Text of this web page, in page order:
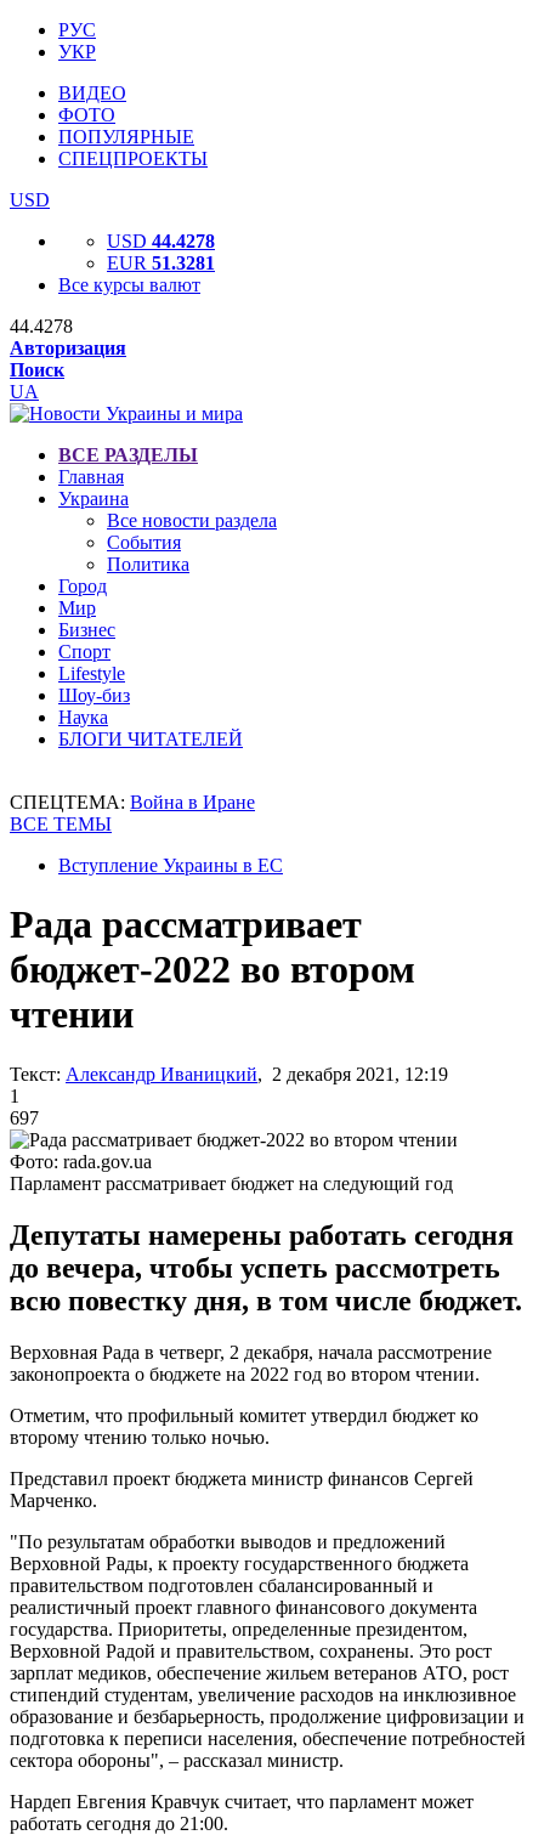
РУС
УКР
ВИДЕО
ФОТО
ПОПУЛЯРНЫЕ
СПЕЦПРОЕКТЫ
USD
USD 44.4278
EUR 51.3281
Все курсы валют
44.4278
Авторизация
Поиск
UA
ВСЕ РАЗДЕЛЫ
Главная
Украина
Все новости раздела
События
Политика
Город
Мир
Бизнес
Спорт
Lifestyle
Шоу-биз
Наука
БЛОГИ ЧИТАТЕЛЕЙ
СПЕЦТЕМА: Война в Иране
ВСЕ ТЕМЫ
Вступление Украины в ЕС
Рада рассматривает
бюджет-2022 во втором
чтении
Текст: Александр Иваницкий, 2 декабря 2021, 12:19
1
697
Фото: rada.gov.ua
Парламент рассматривает бюджет на следующий год
Депутаты намерены работать сегодня
до вечера, чтобы успеть рассмотреть
всю повестку дня, в том числе бюджет.
Верховная Рада в четверг, 2 декабря, начала рассмотрение
законопроекта о бюджете на 2022 год во втором чтении.
Отметим, что профильный комитет утвердил бюджет ко
второму чтению только ночью.
Представил проект бюджета министр финансов Сергей
Марченко.
"По результатам обработки выводов и предложений
Верховной Рады, к проекту государственного бюджета
правительством подготовлен сбалансированный и
реалистичный проект главного финансового документа
государства. Приоритеты, определенные президентом,
Верховной Радой и правительством, сохранены. Это рост
зарплат медиков, обеспечение жильем ветеранов АТО, рост
стипендий студентам, увеличение расходов на инклюзивное
образование и безбарьерность, продолжение цифровизации и
подготовка к переписи населения, обеспечение потребностей
сектора обороны", – рассказал министр.
Нардеп Евгения Кравчук считает, что парламент может
работать сегодня до 21:00.